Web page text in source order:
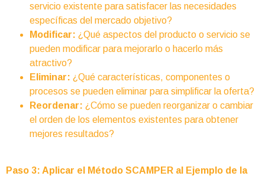
servicio existente para satisfacer las necesidades
específicas del mercado objetivo?
Modificar: ¿Qué aspectos del producto o servicio se
pueden modificar para mejorarlo o hacerlo más
atractivo?
Eliminar: ¿Qué características, componentes o
procesos se pueden eliminar para simplificar la oferta?
Reordenar: ¿Cómo se pueden reorganizar o cambiar
el orden de los elementos existentes para obtener
mejores resultados?
Paso 3: Aplicar el Método SCAMPER al Ejemplo de la